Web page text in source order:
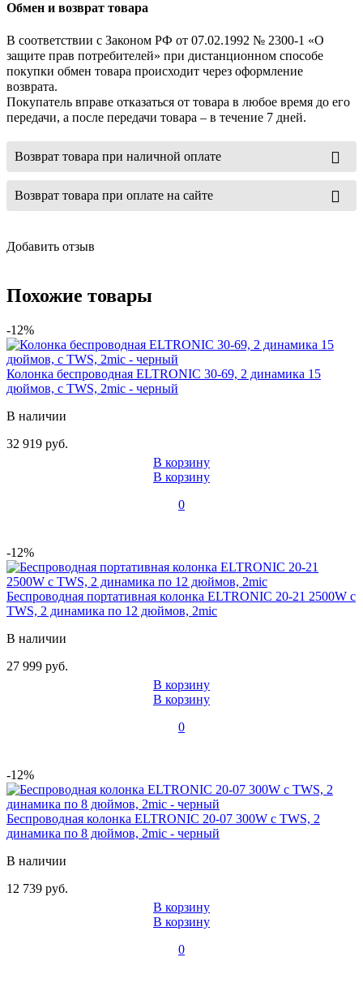
Обмен и возврат товара
В соответствии с Законом РФ от 07.02.1992 № 2300-1 «О
защите прав потребителей» при дистанционном способе
покупки обмен товара происходит через оформление
возврата.
Покупатель вправе отказаться от товара в любое время до его
передачи, а после передачи товара – в течение 7 дней.
Возврат товара при наличной оплате
Возврат товара при оплате на сайте
Добавить отзыв
Похожие товары
-12%
Колонка беспроводная ELTRONIC 30-69, 2 динамика 15
дюймов, с TWS, 2mic - черный
В наличии
32 919 руб.
В корзину
В корзину
0
-12%
Беспроводная портативная колонка ELTRONIC 20-21 2500W с
TWS, 2 динамика по 12 дюймов, 2mic
В наличии
27 999 руб.
В корзину
В корзину
0
-12%
Беспроводная колонка ELTRONIC 20-07 300W с TWS, 2
динамика по 8 дюймов, 2mic - черный
В наличии
12 739 руб.
В корзину
В корзину
0